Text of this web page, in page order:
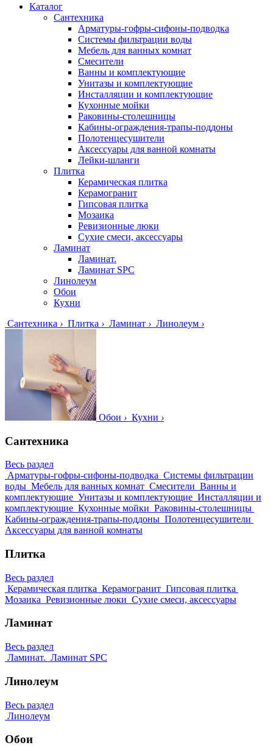
Каталог
Сантехника
Арматуры-гофры-сифоны-подводка
Системы фильтрации воды
Мебель для ванных комнат
Смесители
Ванны и комплектующие
Унитазы и комплектующие
Инсталляции и комплектующие
Кухонные мойки
Раковины-столешницы
Кабины-ограждения-трапы-поддоны
Полотенцесушители
Аксессуары для ванной комнаты
Лейки-шланги
Плитка
Керамическая плитка
Керамогранит
Гипсовая плитка
Мозаика
Ревизионные люки
Сухие смеси, аксессуары
Ламинат
Ламинат.
Ламинат SPC
Линолеум
Обои
Кухни
Сантехника › Плитка › Ламинат › Линолеум ›
Обои › Кухни ›
Сантехника
Весь раздел
Арматуры-гофры-сифоны-подводка Системы фильтрации
воды Мебель для ванных комнат Смесители Ванны и
комплектующие Унитазы и комплектующие Инсталляции и
комплектующие Кухонные мойки Раковины-столешницы
Кабины-ограждения-трапы-поддоны Полотенцесушители
Аксессуары для ванной комнаты
Плитка
Весь раздел
Керамическая плитка Керамогранит Гипсовая плитка
Мозаика Ревизионные люки Сухие смеси, аксессуары
Ламинат
Весь раздел
Ламинат. Ламинат SPC
Линолеум
Весь раздел
Линолеум
Обои